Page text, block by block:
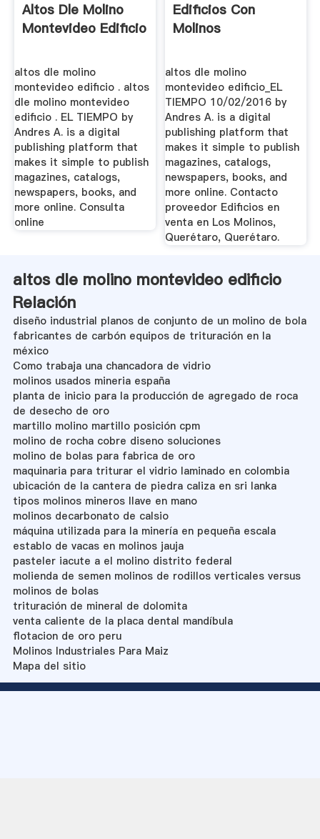
Altos Dle Molino
Montevideo Edificio
altos dle molino
montevideo edificio . altos
dle molino montevideo
edificio . EL TIEMPO by
Andres A. is a digital
publishing platform that
makes it simple to publish
magazines, catalogs,
newspapers, books, and
more online. Consulta
online
Edificios Con
Molinos
altos dle molino
montevideo edificio_EL
TIEMPO 10/02/2016 by
Andres A. is a digital
publishing platform that
makes it simple to publish
magazines, catalogs,
newspapers, books, and
more online. Contacto
proveedor Edificios en
venta en Los Molinos,
Querétaro, Querétaro.
altos dle molino montevideo edificio
Relación
diseño industrial planos de conjunto de un molino de bola
fabricantes de carbón equipos de trituración en la
méxico
Como trabaja una chancadora de vidrio
molinos usados mineria españa
planta de inicio para la producción de agregado de roca
de desecho de oro
martillo molino martillo posición cpm
molino de rocha cobre diseno soluciones
molino de bolas para fabrica de oro
maquinaria para triturar el vidrio laminado en colombia
ubicación de la cantera de piedra caliza en sri lanka
tipos molinos mineros llave en mano
molinos decarbonato de calsio
máquina utilizada para la minería en pequeña escala
establo de vacas en molinos jauja
pasteler iacute a el molino distrito federal
molienda de semen molinos de rodillos verticales versus
molinos de bolas
trituración de mineral de dolomita
venta caliente de la placa dental mandíbula
flotacion de oro peru
Molinos Industriales Para Maiz
Mapa del sitio